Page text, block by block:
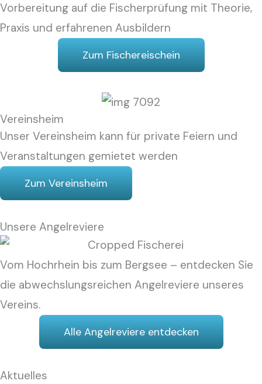
Vorbereitung auf die Fischerprüfung mit Theorie,
Praxis und erfahrenen Ausbildern
Zum Fischereischein
Vereinsheim
Unser Vereinsheim kann für private Feiern und
Veranstaltungen gemietet werden
Zum Vereinsheim
Unsere Angelreviere
Vom Hochrhein bis zum Bergsee – entdecken Sie
die abwechslungsreichen Angelreviere unseres
Vereins.
Alle Angelreviere entdecken
Aktuelles